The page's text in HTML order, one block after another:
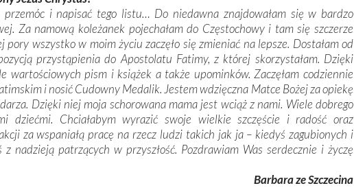
przemóc i napisać tego listu… Do niedawna znajdowałam się w bardzo
Za namową koleżanek pojechałam do Częstochowy i tam się szczerze
pory wszystko w moim życiu zaczęło się zmieniać na lepsze. Dostałam od
przystąpienia do Apostolatu Fatimy, z której skorzystałam. Dzięki
wartościowych pism i książek a także upominków. Zaczęłam codziennie
i nosić Cudowny Medalik. Jestem wdzięczna Matce Bożej za opiekę
Dzięki niej moja schorowana mama jest wciąż z nami. Wiele dobrego
dziećmi. Chciałabym wyrazić swoje wielkie szczęście i radość oraz
za wspaniałą pracę na rzecz ludzi takich jak ja – kiedyś zagubionych i
z nadzieją patrzących w przyszłość. Pozdrawiam Was serdecznie i życzę
Barbara ze Szczecina